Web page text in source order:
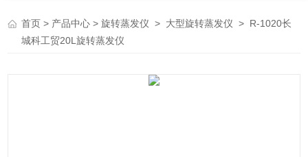
首页 > 产品中心 >旋转蒸发仪 > 大型旋转蒸发仪 > R-1020长
城科工贸20L旋转蒸发仪